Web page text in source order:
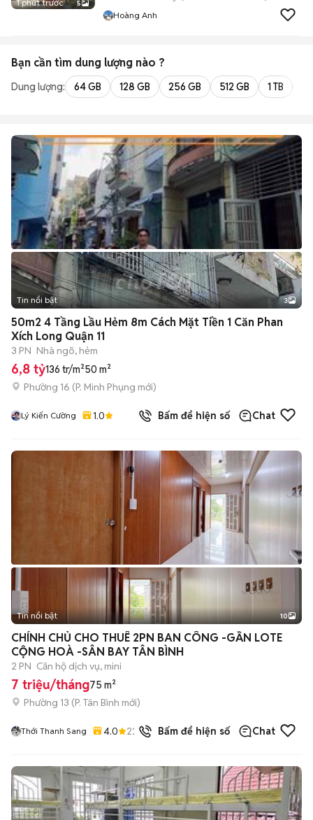
1 phút trước 5
Hoàng Anh
Bạn cần tìm dung lượng nào ?
Dung lượng: 64 GB 128 GB 256 GB 512 GB 1 TB
Tin nổi bật 3
50m2 4 Tầng Lầu Hẻm 8m Cách Mặt Tiền 1 Căn Phan
Xích Long Quận 11
3 PN Nhà ngõ, hẻm
6,8 tỷ136 tr/m²50 m²
Phường 16 (P. Minh Phụng mới)
Lý Kiến Cường 1.0 Bấm để hiện số Chat
+2
Tin nổi bật 10
CHÍNH CHỦ CHO THUÊ 2PN BAN CÔNG -GẦN LOTE
CỘNG HOÀ -SÂN BAY TÂN BÌNH
2 PN Căn hộ dịch vụ, mini
7 triệu/tháng75 m²
Phường 13 (P. Tân Bình mới)
Thới Thanh Sang 4.0 22 đã bánBấm để hiện số Chat